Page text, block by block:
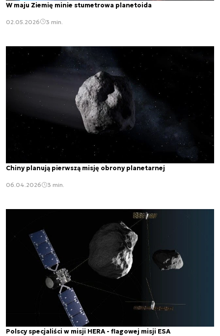
W maju Ziemię minie stumetrowa planetoida
02.05.2026 3 min.
Chiny planują pierwszą misję obrony planetarnej
06.04.2026 3 min.
Polscy specjaliści w misji HERA - flagowej misji ESA